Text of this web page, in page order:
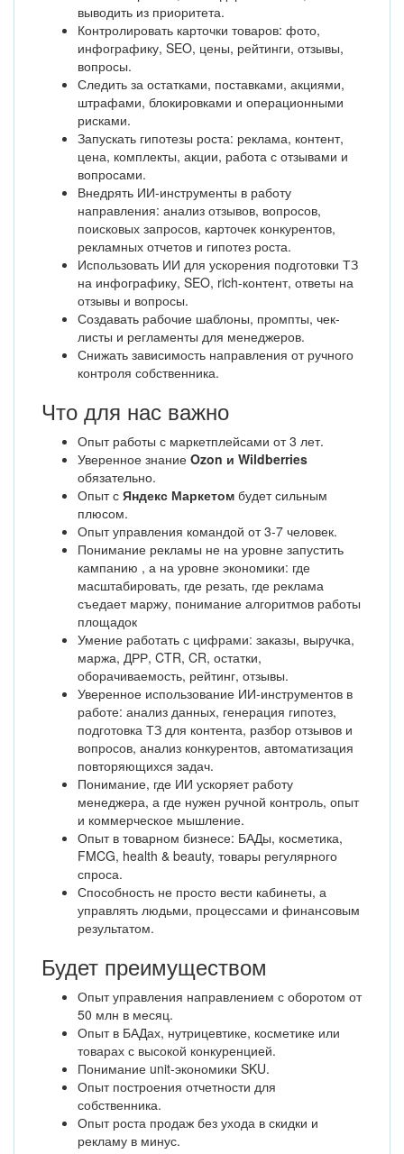
выводить из приоритета.
Контролировать карточки товаров: фото,
инфографику, SEO, цены, рейтинги, отзывы,
вопросы.
Следить за остатками, поставками, акциями,
штрафами, блокировками и операционными
рисками.
Запускать гипотезы роста: реклама, контент,
цена, комплекты, акции, работа с отзывами и
вопросами.
Внедрять ИИ-инструменты в работу
направления: анализ отзывов, вопросов,
поисковых запросов, карточек конкурентов,
рекламных отчетов и гипотез роста.
Использовать ИИ для ускорения подготовки ТЗ
на инфографику, SEO, rich-контент, ответы на
отзывы и вопросы.
Создавать рабочие шаблоны, промпты, чек-
листы и регламенты для менеджеров.
Снижать зависимость направления от ручного
контроля собственника.
Что для нас важно
Опыт работы с маркетплейсами от 3 лет.
Уверенное знание Ozon и Wildberries
обязательно.
Опыт с Яндекс Маркетом будет сильным
плюсом.
Опыт управления командой от 3-7 человек.
Понимание рекламы не на уровне запустить
кампанию , а на уровне экономики: где
масштабировать, где резать, где реклама
съедает маржу, понимание алгоритмов работы
площадок
Умение работать с цифрами: заказы, выручка,
маржа, ДРР, CTR, CR, остатки,
оборачиваемость, рейтинг, отзывы.
Уверенное использование ИИ-инструментов в
работе: анализ данных, генерация гипотез,
подготовка ТЗ для контента, разбор отзывов и
вопросов, анализ конкурентов, автоматизация
повторяющихся задач.
Понимание, где ИИ ускоряет работу
менеджера, а где нужен ручной контроль, опыт
и коммерческое мышление.
Опыт в товарном бизнесе: БАДы, косметика,
FMCG, health & beauty, товары регулярного
спроса.
Способность не просто вести кабинеты, а
управлять людьми, процессами и финансовым
результатом.
Будет преимуществом
Опыт управления направлением с оборотом от
50 млн в месяц.
Опыт в БАДах, нутрицевтике, косметике или
товарах с высокой конкуренцией.
Понимание unit-экономики SKU.
Опыт построения отчетности для
собственника.
Опыт роста продаж без ухода в скидки и
рекламу в минус.